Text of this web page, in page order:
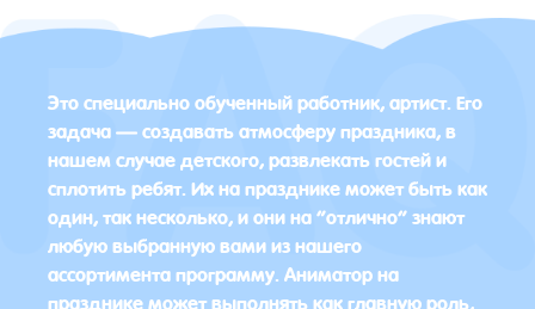
Это специально обученный работник, артист. Его
задача — создавать атмосферу праздника, в
нашем случае детского, развлекать гостей и
сплотить ребят. Их на празднике может быть как
один, так несколько, и они на “отлично” знают
любую выбранную вами из нашего
ассортимента программу. Аниматор на
празднике может выполнять как главную роль,